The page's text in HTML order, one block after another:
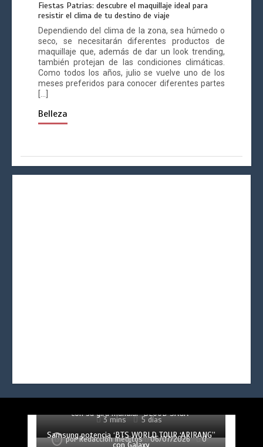
Fiestas Patrias: descubre el maquillaje ideal para
resistir el clima de tu destino de viaje
Dependiendo del clima de la zona, sea húmedo o
seco, se necesitarán diferentes productos de
maquillaje que, además de dar un look trending,
también protejan de las condiciones climáticas.
Como todos los años, julio se vuelve uno de los
meses preferidos para conocer diferentes partes
[…]
Belleza
sencillo que conquista a los fans
3 mins
5 días
con su gira mundial “BLOOD SAGA”
porRedacción Inéditos 06/07/2026
0
Samsung potencia ‘BTS WORLD TOUR ‘ARIRANG’’
con Galaxy